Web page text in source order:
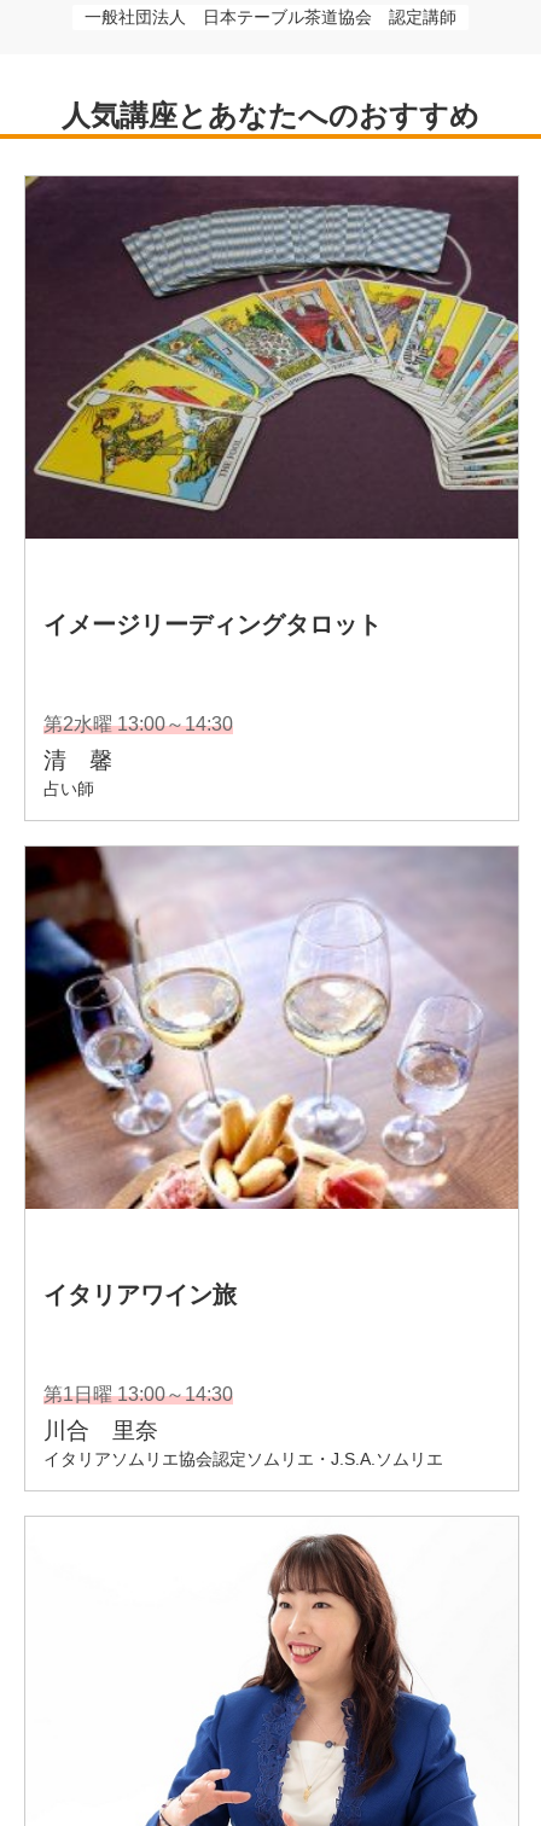
一般社団法人　日本テーブル茶道協会　認定講師